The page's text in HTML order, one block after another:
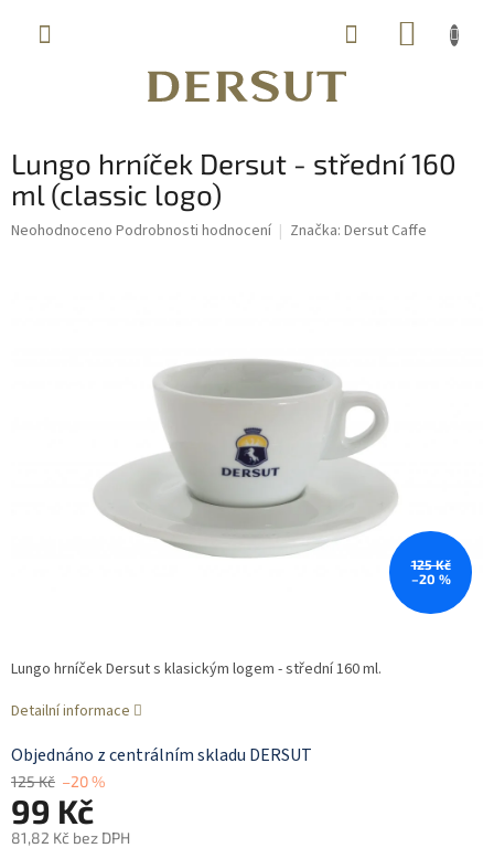
Lungo hrníček Dersut - střední 160
ml (classic logo)
Průměrné
Neohodnoceno Podrobnosti hodnocení Značka: Dersut Caffe
125 Kč
–20 %
125 Kč –20 %
99 Kč
81,82 Kč bez DPH
Objednáno z centrálním skladu DERSUT
Lungo hrníček Dersut s klasickým logem - střední 160 ml.
Detailní informace